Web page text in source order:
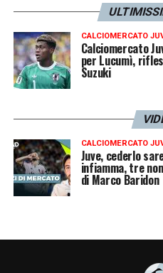
CALCIOMERCATO
Calciomercato
per Lucumì,
Suzuki
CALCIOMERCATO
Juve, cederlo
infiamma, tre
di Marco Baridon